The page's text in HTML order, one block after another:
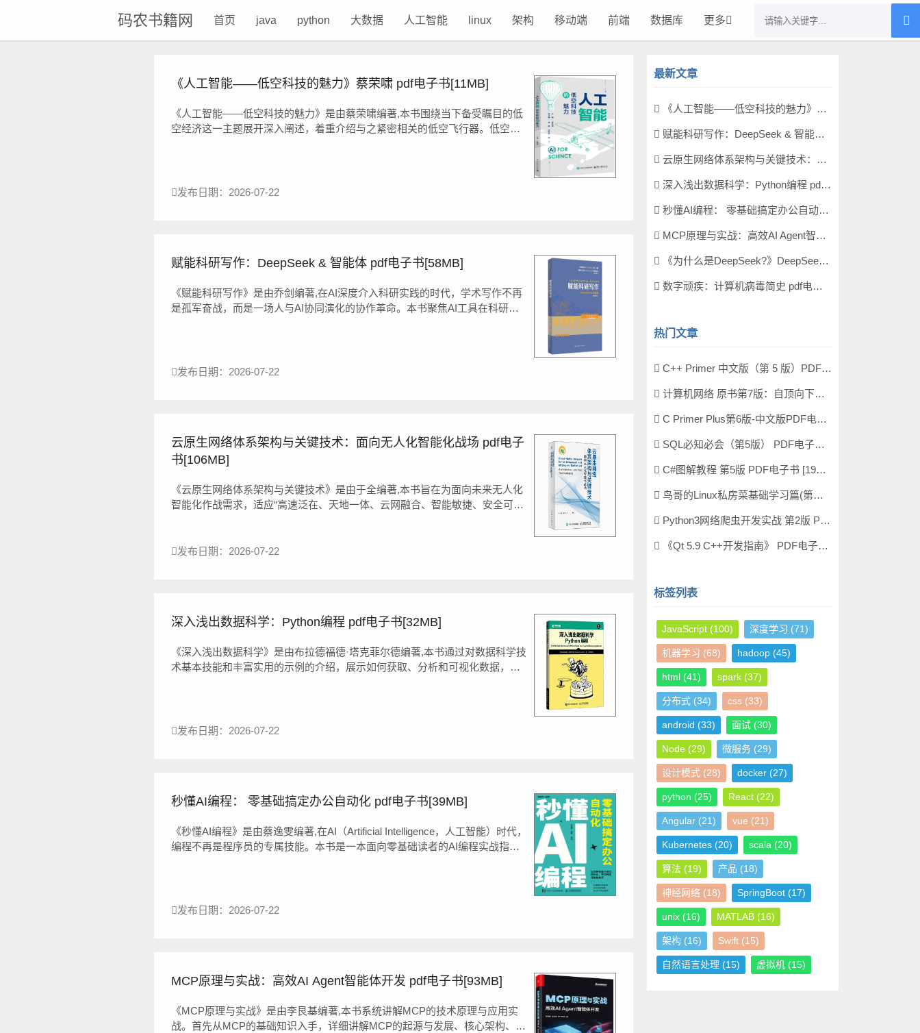
码农书籍网 首页 java python 大数据 人工智能 linux 架构 移动端 前端 数据库 更多
《人工智能——低空科技的魅力》蔡荣啸 pdf电子书[11MB]
《人工智能——低空科技的魅力》是由蔡荣啸编著,本书围绕当下备受瞩目的低
空经济这一主题展开深入阐述，着重介绍与之紧密相关的低空飞行器。低空飞
发布日期：2026-07-22
赋能科研写作：DeepSeek & 智能体 pdf电子书[58MB]
《赋能科研写作》是由乔剑编著,在AI深度介入科研实践的时代，学术写作不再
是孤军奋战，而是一场人与AI协同演化的协作革命。本书聚焦AI工具在科研写
发布日期：2026-07-22
云原生网络体系架构与关键技术：面向无人化智能化战场 pdf电子
书[106MB]
《云原生网络体系架构与关键技术》是由于全编著,本书旨在为面向未来无人化
智能化作战需求，适应“高速泛在、天地一体、云网融合、智能敏捷、安全可
发布日期：2026-07-22
深入浅出数据科学：Python编程 pdf电子书[32MB]
《深入浅出数据科学》是由布拉德福德·塔克菲尔德编著,本书通过对数据科学技
术基本技能和丰富实用的示例的介绍，展示如何获取、分析和可视化数据，利
发布日期：2026-07-22
秒懂AI编程： 零基础搞定办公自动化 pdf电子书[39MB]
《秒懂AI编程》是由蔡逸雯编著,在AI（Artificial Intelligence，人工智能）时代，
编程不再是程序员的专属技能。本书是一本面向零基础读者的AI编程实战指
发布日期：2026-07-22
MCP原理与实战：高效AI Agent智能体开发 pdf电子书[93MB]
《MCP原理与实战》是由李艮基编著,本书系统讲解MCP的技术原理与应用实
战。首先从MCP的基础知识入手，详细讲解MCP的起源与发展、核心架构、核
最新文章
《人工智能——低空科技的魅力》蔡荣啸 pdf电子书[11MB]
赋能科研写作：DeepSeek & 智能体 pdf电子书[58MB]
云原生网络体系架构与关键技术：面向无人化智能化战场 pdf电子书[106MB]
深入浅出数据科学：Python编程 pdf电子书[32MB]
秒懂AI编程： 零基础搞定办公自动化 pdf电子书[39MB]
MCP原理与实战：高效AI Agent智能体开发 pdf电子书[93MB]
《为什么是DeepSeek?》DeepSeek研究小组 pdf电子书[4MB]
数字顽疾：计算机病毒简史 pdf电子书[14MB]
热门文章
C++ Primer 中文版（第 5 版）PDF电子书 [164MB]
计算机网络 原书第7版：自顶向下方法 PDF电子书 [73MB]
C Primer Plus第6版-中文版PDF电子书 [198MB]
SQL必知必会（第5版） PDF电子书 [4MB]
C#图解教程 第5版 PDF电子书 [19MB]
鸟哥的Linux私房菜基础学习篇(第四版)电子书PDF [11MB]
Python3网络爬虫开发实战 第2版 PDF电子书 [503MB]
《Qt 5.9 C++开发指南》 PDF电子书 [277MB]
标签列表
JavaScript (100) 深度学习 (71)
机器学习 (68) hadoop (45)
html (41) spark (37)
分布式 (34) css (33)
android (33) 面试 (30)
Node (29) 微服务 (29)
设计模式 (28) docker (27)
python (25) React (22)
Angular (21) vue (21)
Kubernetes (20) scala (20)
算法 (19) 产品 (18)
神经网络 (18) SpringBoot (17)
unix (16) MATLAB (16)
架构 (16) Swift (15)
自然语言处理 (15) 虚拟机 (15)